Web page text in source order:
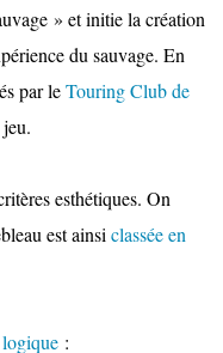
» et initie la création
du sauvage. En
par leTouring Club de
esthétiques. On
est ainsi classée en
: